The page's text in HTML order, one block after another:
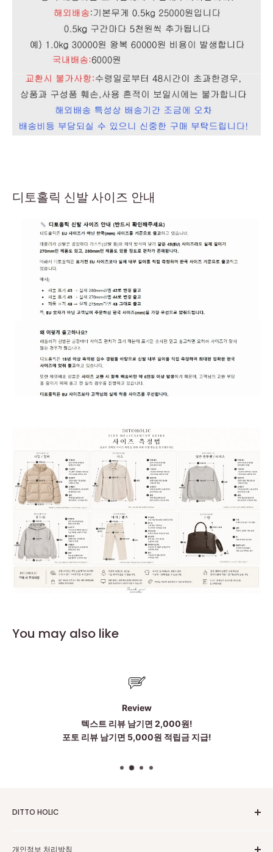
디토홀릭 신발 사이즈 안내
You may also like
Review
텍스트 리뷰 남기면 2,000원!
포토 리뷰 남기면 5,000원 적립금 지급!
DITTO HOLIC
개인정보 처리방침